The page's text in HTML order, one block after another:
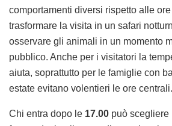
comportamenti diversi rispetto alle
trasformare la visita in un safari
osservare gli animali in un momento
pubblico. Anche per i visitatori la
aiuta, soprattutto per le famiglie con
estate evitano volentieri le ore centrali.
Chi entra dopo le 17.00 può scegliere